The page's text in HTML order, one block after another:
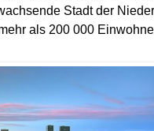
Stadt der
als 200 000